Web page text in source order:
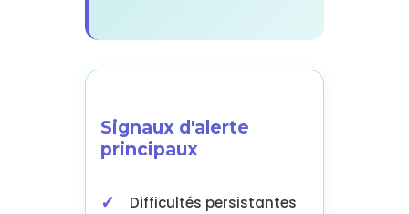
Signaux d'alerte
principaux
Difficultés persistantes